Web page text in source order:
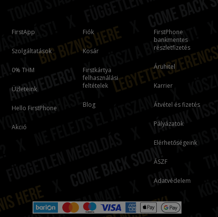
FirstApp
Szolgáltatások
0% THM
Üzleteink
Hello FirstPhone
Akció
Fiók
Kosár
Firstkártya
felhasználási
feltételek
Blog
FirstPhone
bankmentes
részletfizetés
Áruhitel
Karrier
Átvétel és fizetés
Pályázatok
Elérhetőségeink
ÁSZF
Adatvédelem